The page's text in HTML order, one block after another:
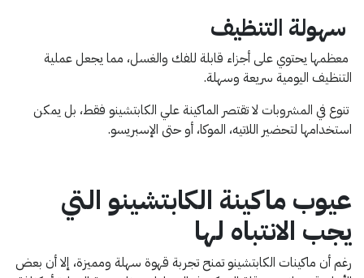
سهولة التنظيف
معظمها يحتوي على أجزاء قابلة للفك والغسل، مما يجعل عملية
التنظيف اليومية سريعة وسهلة.
تنوع في المشروبات لا تقتصر الماكينة علي الكابتشينو فقط، بل يمكن
استخدامها لتحضير اللاتيه، الموكا، أو حتى الإسبريسو.
عيوب ماكينة الكابتشينو التي
يجب الانتباه لها
رغم أن ماكينات الكابتشينو تمنح تجربة قهوة سهلة ومميزة، إلا أن بعض